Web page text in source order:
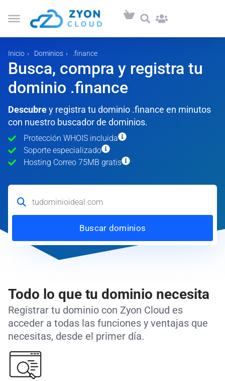
Inicio Dominios .finance
Busca, compra y registra tu
dominio .finance
Descubrey registra tu dominio .finance en minutos
con nuestro buscador de dominios.
Protección WHOIS incluida
Soporte especializado
Hosting Correo 75MB gratis
Buscar dominios
Todo lo que tu dominio necesita
Registrar tu dominio con Zyon Cloud es
acceder a todas las funciones y ventajas que
necesitas, desde el primer día.